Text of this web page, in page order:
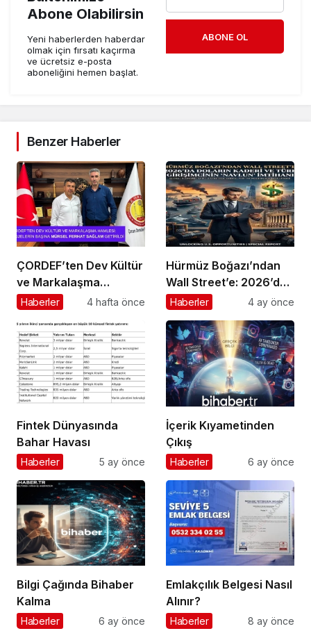
Abone Olabilirsin
Yeni haberlerden haberdar
olmak için fırsatı kaçırma
ve ücretsiz e-posta
aboneliğini hemen başlat.
ABONE OL
Benzer Haberler
ÇORDEF’ten Dev Kültür
ve Markalaşma
Hamlesi: Projelerin
Sağlam Getirildi
Haberler 4 hafta önce
Hürmüz Boğazı’ndan
Wall Street’e: 2026’da
Doların Kaderi ve Türk
İmtihanı
Haberler 4 ay önce
Fintek Dünyasında
Bahar Havası
Haberler 5 ay önce
İçerik Kıyametinden
Çıkış
Haberler 6 ay önce
Bilgi Çağında Bihaber
Kalma
Haberler 6 ay önce
Emlakçılık Belgesi Nasıl
Alınır?
Haberler 8 ay önce